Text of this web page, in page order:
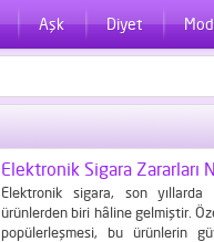
Aşk Diyet
Elektronik Sigara Zararları
Elektronik sigara, son
ürünlerden biri hâline gelmiştir.
popülerleşmesi, bu ürünlerin